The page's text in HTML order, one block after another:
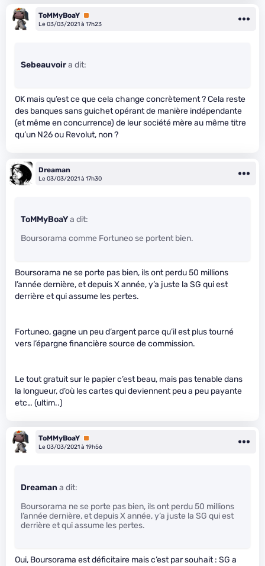
ToMMyBoaY Premium
Le 03/03/2021 à 17h23
Sebeauvoira dit:
OK mais qu’est ce que cela change concrètement ? Cela reste
des banques sans guichet opérant de manière indépendante
(et même en concurrence) de leur société mère au même titre
qu’un N26 ou Revolut, non ?
Dreaman
Le 03/03/2021 à 17h30
ToMMyBoaYa dit:
Boursorama comme Fortuneo se portent bien.
Boursorama ne se porte pas bien, ils ont perdu 50 millions
l’année dernière, et depuis X année, y’a juste la SG qui est
derrière et qui assume les pertes.
Fortuneo, gagne un peu d’argent parce qu’il est plus tourné
vers l’épargne financière source de commission.
Le tout gratuit sur le papier c’est beau, mais pas tenable dans
la longueur, d’où les cartes qui deviennent peu a peu payante
etc… (ultim..)
ToMMyBoaY Premium
Le 03/03/2021 à 19h56
Dreaman a dit:
Boursorama ne se porte pas bien, ils ont perdu 50 millions
l’année dernière, et depuis X année, y’a juste la SG qui est
derrière et qui assume les pertes.
Oui, Boursorama est déficitaire mais c’est par souhait : SG a